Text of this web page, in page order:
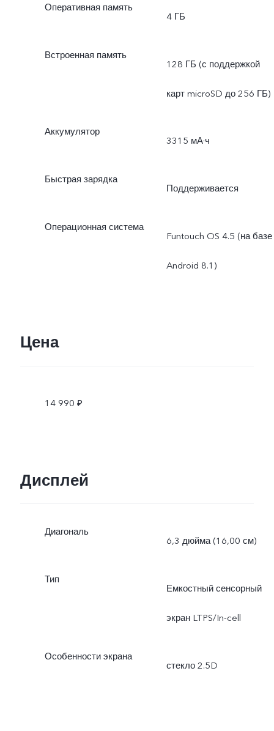
Оперативная память
4 ГБ
Встроенная память
128 ГБ (с поддержкой
карт microSD до 256 ГБ)
Аккумулятор
3315 мА·ч
Быстрая зарядка
Поддерживается
Операционная система
Funtouch OS 4.5 (на базе
Android 8.1)
Цена
14 990 ₽
Дисплей
Диагональ
6,3 дюйма (16,00 см)
Тип
Емкостный сенсорный
экран LTPS/In-cell
Особенности экрана
стекло 2.5D